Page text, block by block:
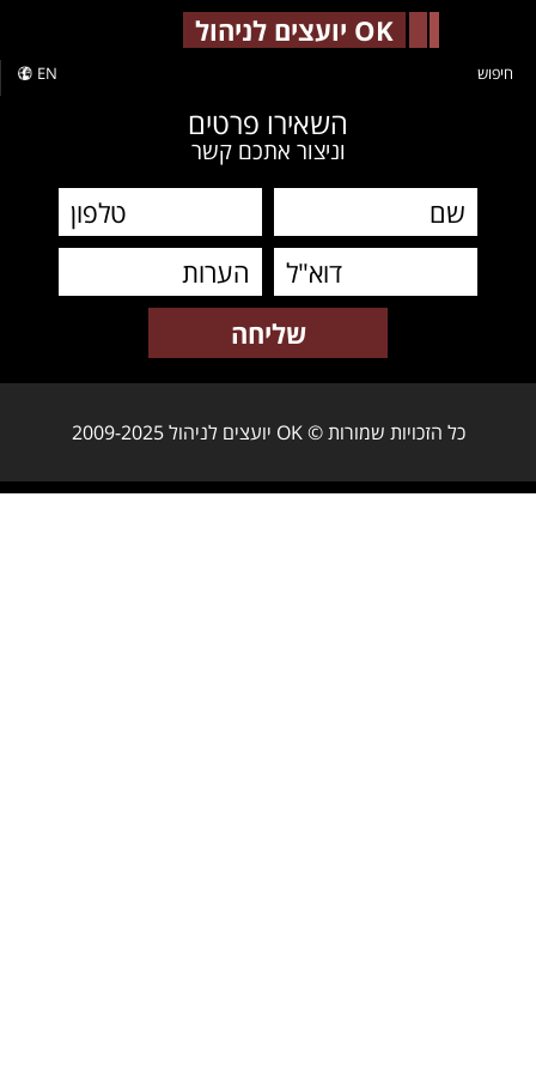
OK יועצים לניהול
EN חיפוש
השאירו פרטים
וניצור אתכם קשר
כל הזכויות שמורות © OK יועצים לניהול 2009-2025